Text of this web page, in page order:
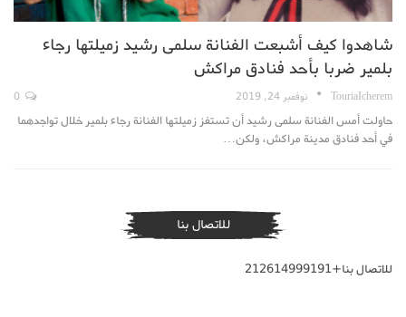
شاهدوا كيف أشبعت الفنانة سلمى رشيد زميلتها رجاء
بلمير ضربا بأحد فنادق مراكش
TouriaIcherem نوفمبر 24, 2019
حاولت أمس الفنانة سلمى رشيد أن تستفز زميلتها الفنانة رجاء بلمير خلال تواجدهما
في أحد فنادق مدينة مراكش، ولكن…
للاتصال بنا
للاتصال بنا+212614999191